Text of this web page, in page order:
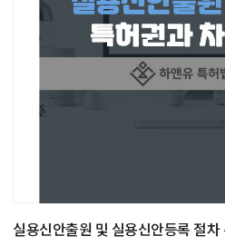
실용신안출원 및 실용신안등록 절